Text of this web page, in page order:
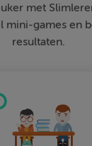
met
mini-games en
resultaten.